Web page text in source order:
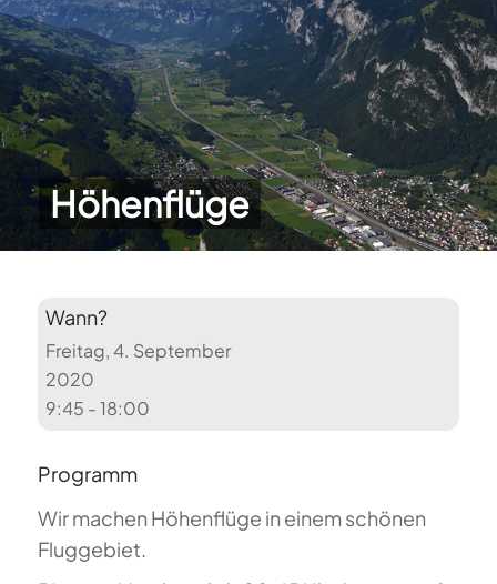
Höhenflüge
Wann?
Freitag, 4. September
2020
9:45 - 18:00
Programm
Wir machen Höhenflüge in einem schönen
Fluggebiet.